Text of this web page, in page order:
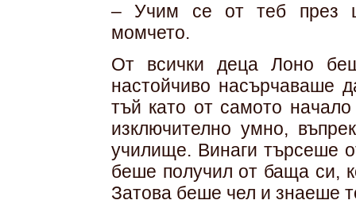
– Учим се от теб през
момчето.
От всички деца Лоно
настойчиво насърчаваше
тъй като от самото
изключително умно,
училище. Винаги търсеше
беше получил от баща си,
Затова беше чел и знаеше